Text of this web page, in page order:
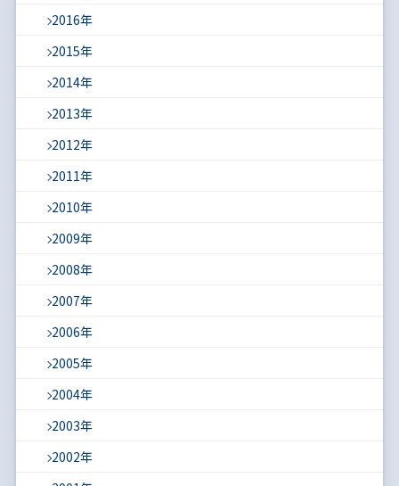
2016年
2015年
2014年
2013年
2012年
2011年
2010年
2009年
2008年
2007年
2006年
2005年
2004年
2003年
2002年